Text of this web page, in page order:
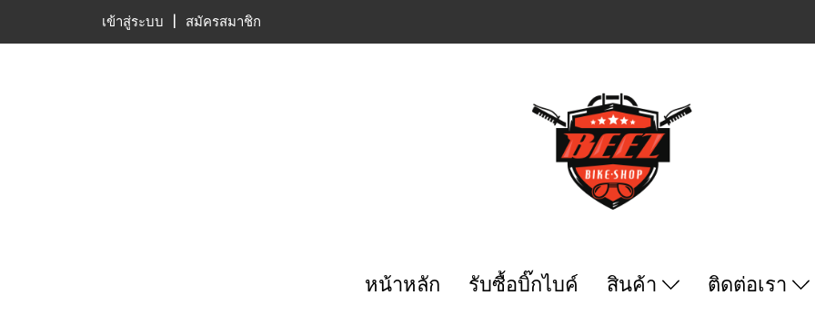
เข้าสู่ระบบ สมัครสมาชิก
หน้าหลัก รับซื้อบิ๊กไบค์ สินค้า ติดต่อเรา